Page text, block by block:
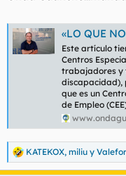
«LO QUE NO SE DICE
Este artículo
Centros
trabajadores y
discapacidad),
que es un
de Empleo
R
e
KATEKOX, miliu y Valefor